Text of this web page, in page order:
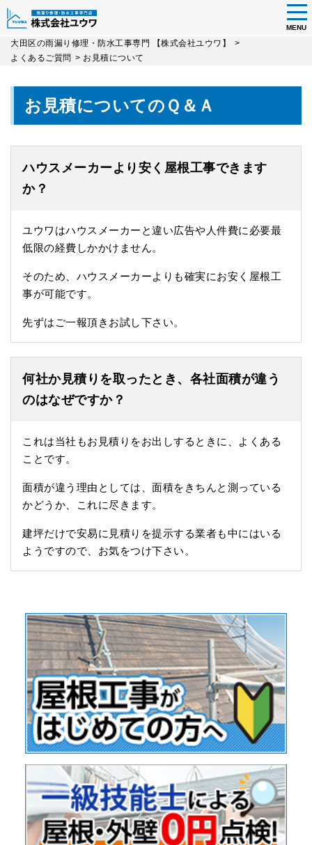
Skip
content
MENU
大田区の雨漏り修理・防水工事専門 【株式会社ユウワ】
>
よくあるご質問 > お見積について
お見積についてのＱ＆Ａ
ハウスメーカーより安く屋根工事できます
か？
ユウワはハウスメーカーと違い広告や人件費に必要最
低限の経費しかかけません。
そのため、ハウスメーカーよりも確実にお安く屋根工
事が可能です。
先ずはご一報頂きお試し下さい。
何社か見積りを取ったとき、各社面積が違う
のはなぜですか？
これは当社もお見積りをお出しするときに、よくある
ことです。
面積が違う理由としては、面積をきちんと測っている
かどうか、これに尽きます。
建坪だけで安易に見積りを提示する業者も中にはいる
ようですので、お気をつけ下さい。